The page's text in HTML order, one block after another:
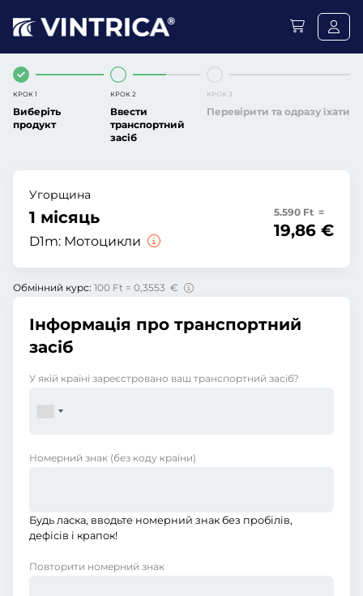
КРОК 1
Виберіть
продукт
КРОК 2
Ввести
транспортний
засіб
КРОК 3
Перевірити та одразу їхати
Угорщина
1 місяць
D1m: Мотоцикли
5.590 Ft =
19,86 €
Обмінний курс: 100 Ft = 0,3553 €
Інформація про транспортний
засіб
У якій країні зареєстровано ваш транспортний засіб?
Номерний знак (без коду країни)
Будь ласка, вводьте номерний знак без пробілів,
дефісів і крапок!
Повторити номерний знак